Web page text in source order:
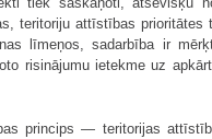
teritoriju attīstības prioritātes
līmeņos, sadarbība ir
risinājumu ietekme uz
princips — teritorijas